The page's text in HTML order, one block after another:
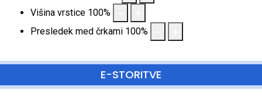
Višina vrstice 100%
Presledek med črkami 100%
SKOČI DO OSREDNJE VSEBINE
E-STORITVE